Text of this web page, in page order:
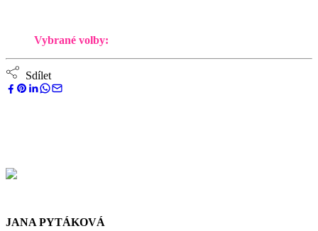
Vybrané volby:
Sdílet
JANA PYTÁKOVÁ